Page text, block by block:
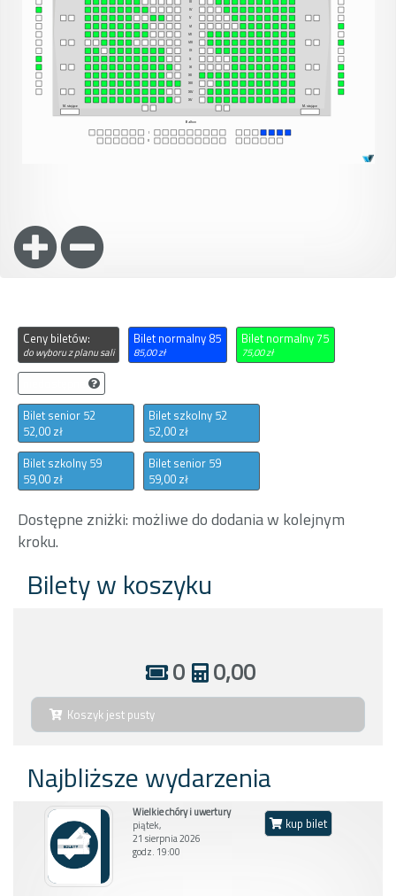
Ceny biletów:
do wyboru z planu sali
Bilet normalny 85
85,00 zł
Bilet normalny 75
75,00 zł
Bilet senior 52
52,00 zł
Bilet szkolny 52
52,00 zł
Bilet szkolny 59
59,00 zł
Bilet senior 59
59,00 zł
Dostępne zniżki: możliwe do dodania w kolejnym
kroku.
Bilety w koszyku
0 0,00
Koszyk jest pusty
Najbliższe wydarzenia
Wielkie chóry i uwertury
piątek,
21 sierpnia 2026
godz. 19:00
kup bilet